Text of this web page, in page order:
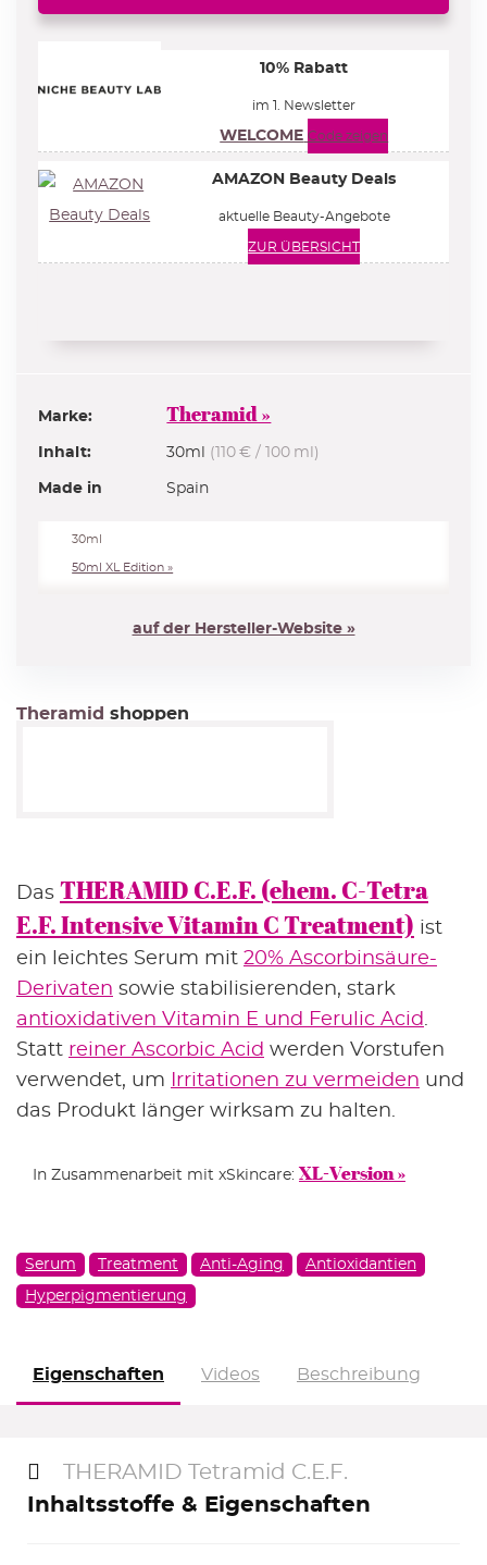
10% Rabatt
im 1. Newsletter
WELCOME Code zeigen
AMAZON Beauty Deals
aktuelle Beauty-Angebote
ZUR ÜBERSICHT
Marke: Theramid »
Inhalt: 30ml (110 € / 100 ml)
Made in Spain
30ml
50ml XL Edition »
auf der Hersteller-Website »
Theramid shoppen
Das THERAMID C.E.F. (ehem. C-Tetra
E.F. Intensive Vitamin C Treatment) ist
ein leichtes Serum mit 20% Ascorbinsäure-
Derivaten sowie stabilisierenden, stark
antioxidativen Vitamin E und Ferulic Acid.
Statt reiner Ascorbic Acid werden Vorstufen
verwendet, um
Irritationen zu vermeiden und
das Produkt länger wirksam zu halten.
In Zusammenarbeit mit xSkincare: XL-Version »
Serum Treatment Anti-Aging Antioxidantien
Hyperpigmentierung
Eigenschaften Videos Beschreibung
THERAMID Tetramid C.E.F.
Inhaltsstoffe & Eigenschaften